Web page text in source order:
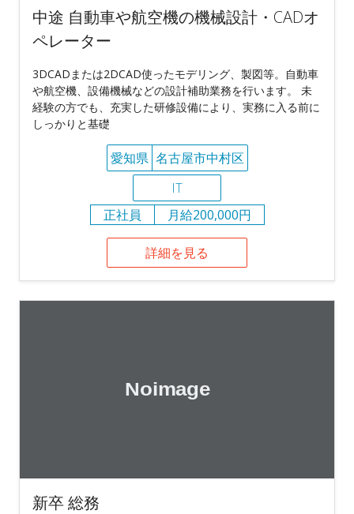
中途 自動車や航空機の機械設計・CADオ
ペレーター
3DCADまたは2DCAD使ったモデリング、製図等。自動車
や航空機、設備機械などの設計補助業務を行います。 未
経験の方でも、充実した研修設備により、実務に入る前に
しっかりと基礎
愛知県 名古屋市中村区
IT
正社員
月給200,000円
詳細を見る
新卒 総務